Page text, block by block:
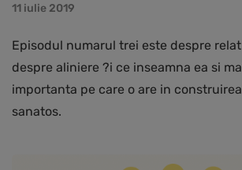
11 iulie 2019
Episodul numarul trei este despre
despre aliniere ?i ce inseamna ea si
importanta pe care o are in
sanatos.